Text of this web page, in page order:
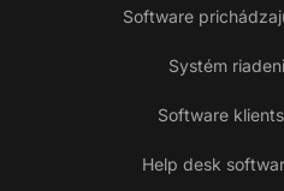
Software
Systém
Software
Help desk